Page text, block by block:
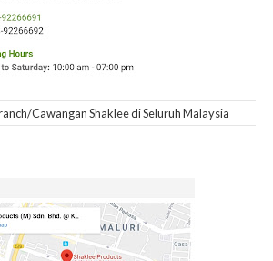
Cawangan Shaklee di Seluruh Malaysia